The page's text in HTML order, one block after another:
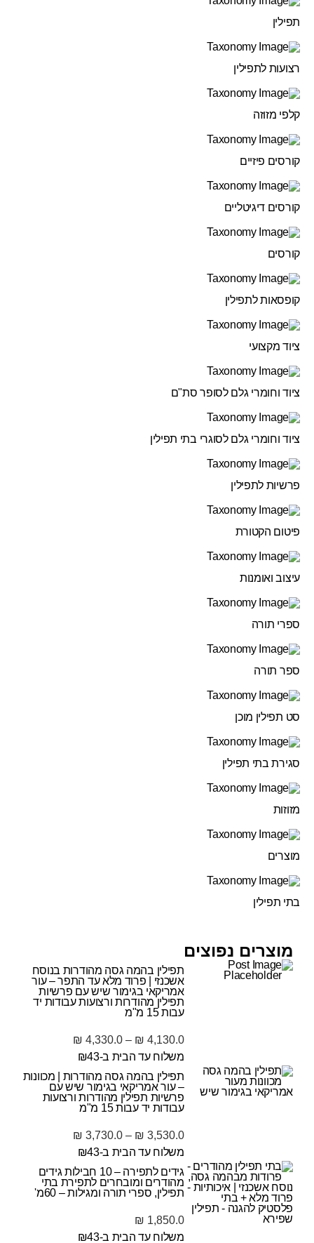
תפילין
רצועות לתפילין
קלפי מזוזה
קורסים פיזיים
קורסים דיגיטליים
קורסים
קופסאות לתפילין
ציוד מקצועי
ציוד וחומרי גלם לסופר סת"ם
ציוד וחומרי גלם לסוגרי בתי תפילין
פרשיות לתפילין
פיטום הקטורת
עיצוב ואומנות
ספרי תורה
ספר תורה
סט תפילין מוכן
סגירת בתי תפילין
מזוזות
מוצרים
בתי תפילין
מוצרים נפוצים
תפילין בהמה גסה מהודרות בנוסח
אשכנזי | פרוד מלא עד התפר – עור
אמריקאי בגימור שיש עם פרשיות
תפילין מהודרות ורצועות עבודות יד
עבות 15 מ"מ
4,130.0
₪
–
4,330.0
₪
משלוח עד הבית ב-₪43
תפילין בהמה גסה מהודרות | מכוונות
– עור אמריקאי בגימור שיש עם
פרשיות תפילין מהודרות ורצועות
עבודות יד עבות 15 מ"מ
3,530.0
₪
–
3,730.0
₪
משלוח עד הבית ב-₪43
גידים לתפירה – 10 חבילות גידים
מהודרים ומובחרים לתפירת בתי
תפילין, ספרי תורה ומגילות – 60מ'
1,850.0
₪
משלוח עד הבית ב-₪43